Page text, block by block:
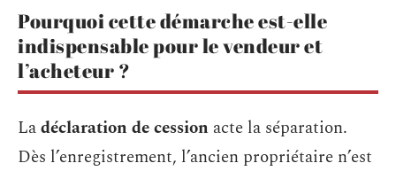
Pourquoi cette démarche est-elle
indispensable pour le vendeur et
l’acheteur ?
Ladéclaration de cession acte la séparation.
Dès l’enregistrement, l’ancien propriétaire n’est